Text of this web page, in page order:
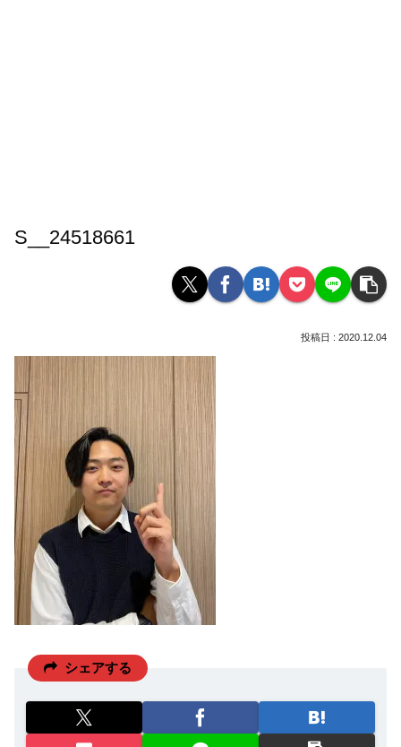
S__24518661
2020.12.04
シェアする